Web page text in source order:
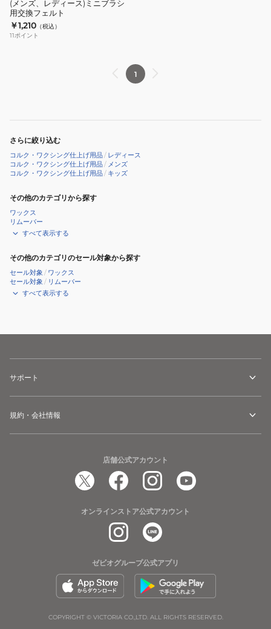
(メンズ、レディース)ミニブラシ
用交換フェルト
￥1,210 （税込）
11ポイント
1
さらに絞り込む
コルク・ワクシング仕上げ用品/ レディース
コルク・ワクシング仕上げ用品/ メンズ
コルク・ワクシング仕上げ用品/ キッズ
その他のカテゴリから探す
ワックス
リムーバー
すべて表示する
その他のカテゴリのセール対象から探す
セール対象 / ワックス
セール対象 / リムーバー
すべて表示する
サポート
規約・会社情報
店舗公式アカウント
オンラインストア公式アカウント
ゼビオグループ公式アプリ
COPYRIGHT © VICTORIA CO.,LTD. ALL RIGHTS RESERVED.